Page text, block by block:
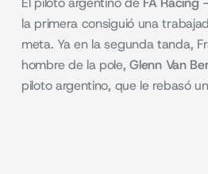
la primera consiguió una
meta. Ya en la segunda tanda,
hombre de la pole,Glenn Van
piloto argentino, que le rebasó